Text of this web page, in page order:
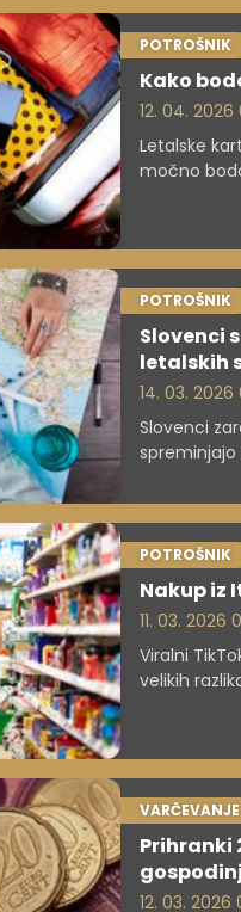
POTROŠNIK
Kako
12. 04.
Letalske
močno
POTROŠNIK
Slovenci
letalskih
14. 03.
Slovenci
POTROŠNIK
Nakup iz
11. 03. 2026
Viralni
velikih
VARČEVANJE
Prihranki
12. 03. 2026